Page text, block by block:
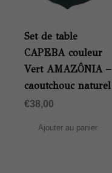
Set de table
CAPEBA couleur
Vert AMAZÔNIA –
caoutchouc naturel
€38,00
Ajouter au panier